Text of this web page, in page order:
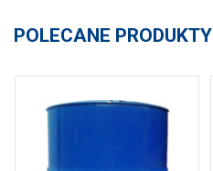
POLECANE PRODUKTY